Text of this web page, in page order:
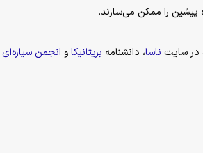
را ممکن می‌سازند.
در سایت ناسا، دانشنامه بریتانیکاو انجمن سیاره‌ای